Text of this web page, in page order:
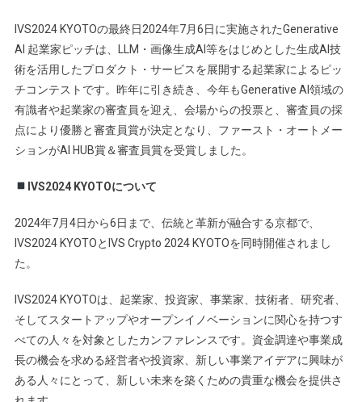
IVS2024 KYOTOの最終日2024年7月6日に実施されたGenerative
AI 起業家ピッチは、LLM・画像生成AI等をはじめとした生成AI技
術を活用したプロダクト・サービスを展開する起業家によるピッ
チコンテストです。昨年に引き続き、今年もGenerative AI領域の
有識者や起業家の審査員を迎え、会場からの投票と、審査員の採
点により優勝と審査員賞が決定となり、ファースト・オートメー
ションがAI HUB賞＆審査員賞を受賞しました。
IVS2024 KYOTOについて
2024年7月4日から6日まで、伝統と革新が融合する京都で、
IVS2024 KYOTOとIVS Crypto 2024 KYOTOを同時開催されまし
た。
IVS2024 KYOTOは、起業家、投資家、事業家、技術者、研究者、
そしてスタートアップやオープンイノベーションに関心を持つす
べての人々を対象としたカンファレンスです。資金調達や事業成
長の機会を求める経営者や投資家、新しい事業アイデアに興味が
ある人々にとって、新しい未来を築くための貴重な機会を提供さ